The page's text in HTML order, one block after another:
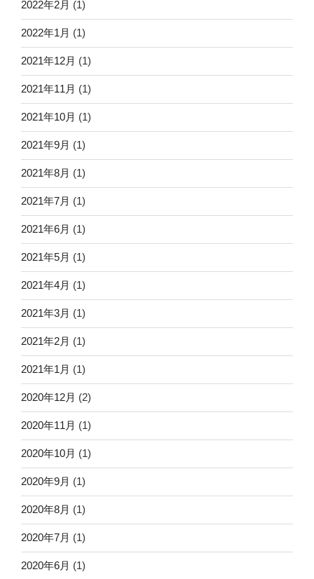
2022年2月 (1)
2022年1月 (1)
2021年12月 (1)
2021年11月 (1)
2021年10月 (1)
2021年9月 (1)
2021年8月 (1)
2021年7月 (1)
2021年6月 (1)
2021年5月 (1)
2021年4月 (1)
2021年3月 (1)
2021年2月 (1)
2021年1月 (1)
2020年12月 (2)
2020年11月 (1)
2020年10月 (1)
2020年9月 (1)
2020年8月 (1)
2020年7月 (1)
2020年6月 (1)